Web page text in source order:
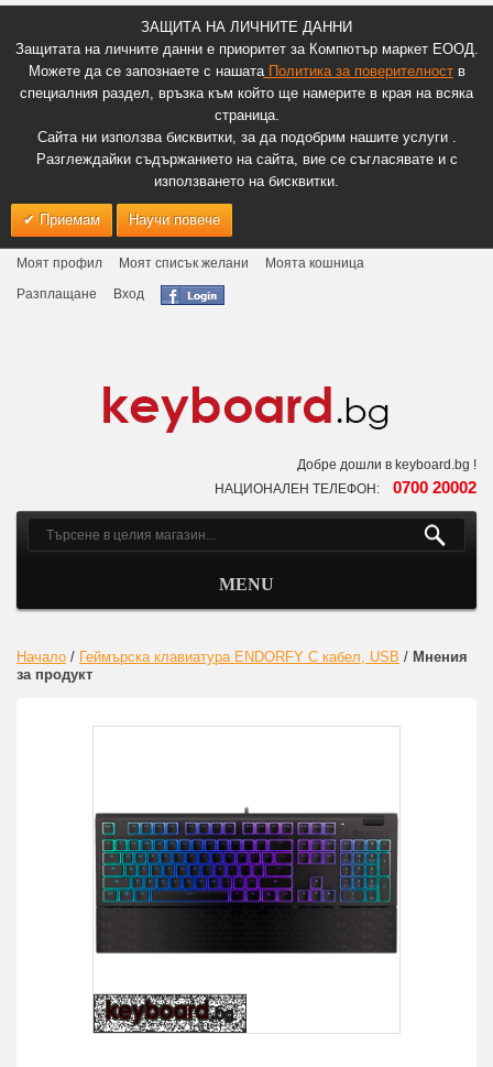
ЗАЩИТА НА ЛИЧНИТЕ ДАННИ
Защитата на личните данни е приоритет за Компютър маркет ЕООД.
Можете да се запознаете с нашатаПолитика за поверителноств
специалния раздел, връзка към който ще намерите в края на всяка
страница.
Сайта ни използва бисквитки, за да подобрим нашите услуги .
Разглеждайки съдържанието на сайта, вие се съгласявате и с
използването на бисквитки.
Приемам Научи повече
Моят профил Моят списък желани
Моята кошница
Разплащане
Вход
Добре дошли в keyboard.bg !
НАЦИОНАЛЕН ТЕЛЕФОН: 0700 20002
MENU
Начало / Геймърска клавиатура ENDORFY С кабел, USB / Мнения
за продукт